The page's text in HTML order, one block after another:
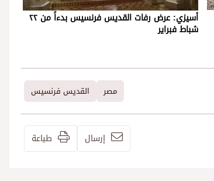
أسيزي: عرض رفات القديس فرنسيس بدءاً من ٢٢
شباط فبراير
مصر القديس فرنسيس
إرسال طباعة